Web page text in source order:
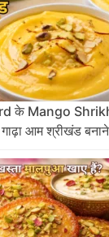
के Mango
आम श्रीखंड